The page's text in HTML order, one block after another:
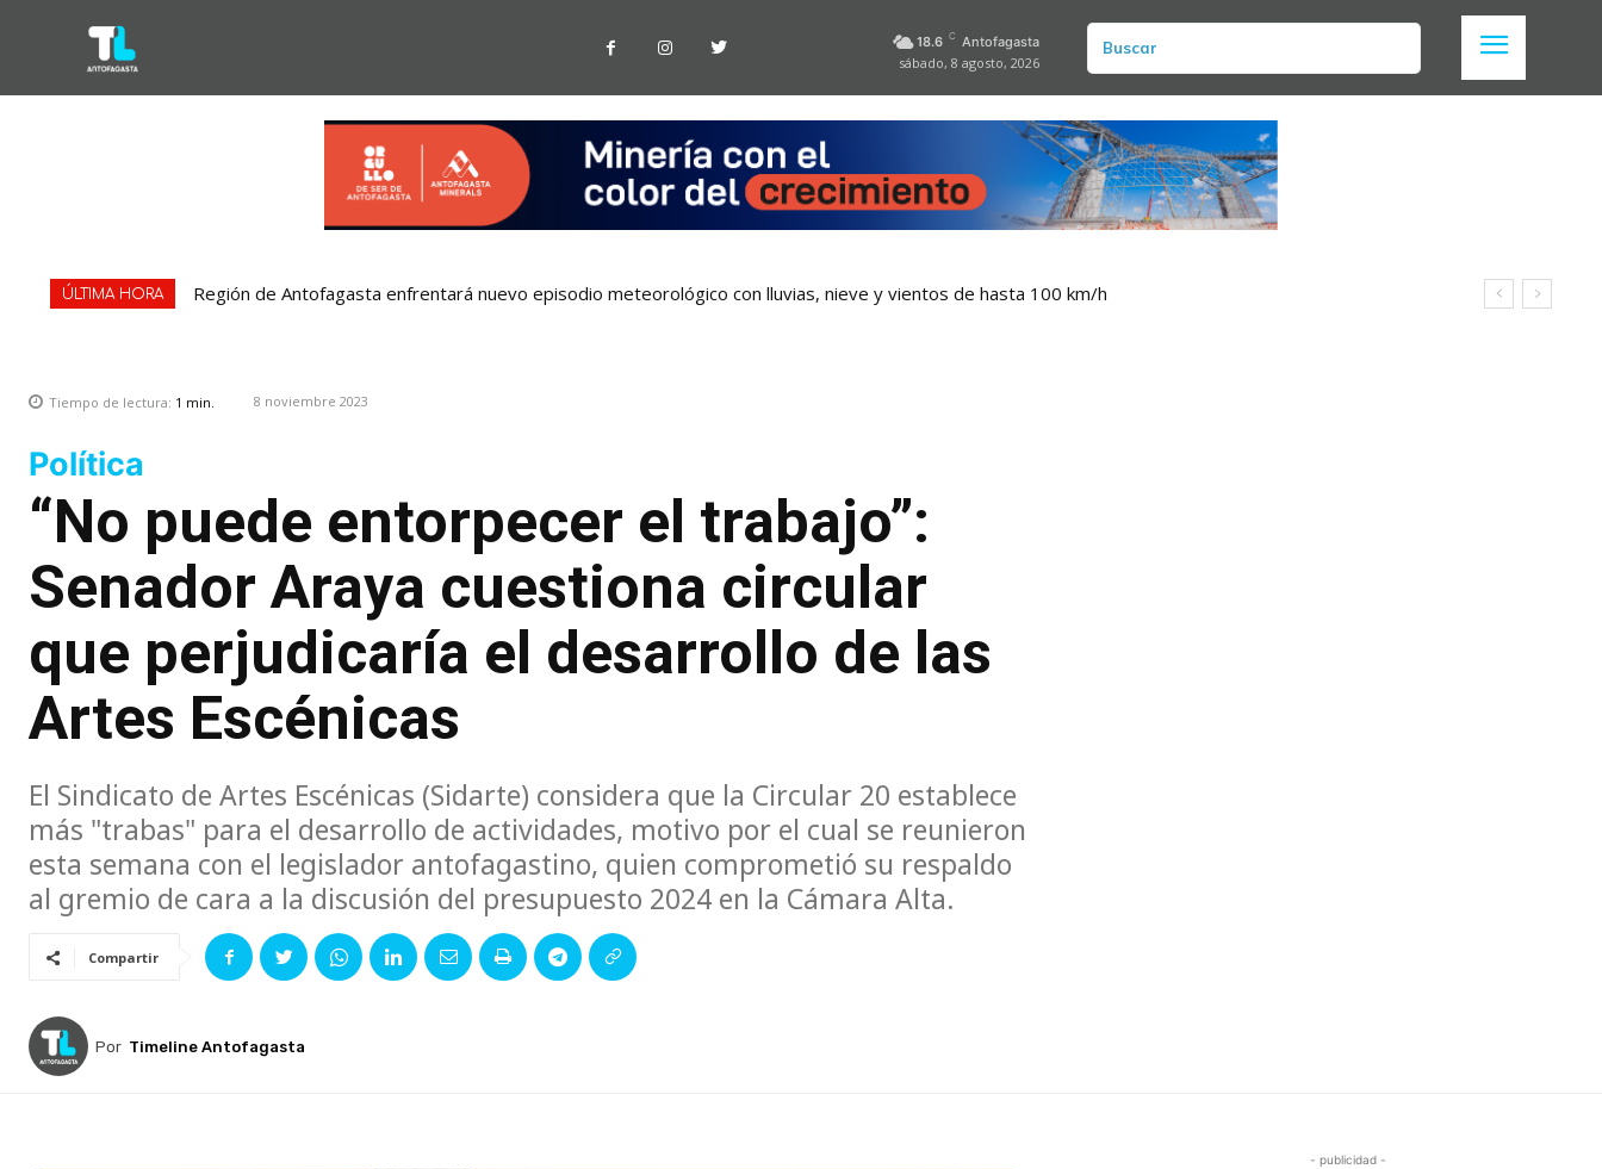
18.6 C Antofagasta
sábado, 8 agosto, 2026
Buscar
ÚLTIMA HORA Región de Antofagasta enfrentará nuevo episodio meteorológico con lluvias, nieve y vientos de hasta 100 km/h
Tiempo de lectura: 1 min. 8 noviembre 2023
Política
“No puede entorpecer el trabajo”:
Senador Araya cuestiona circular
que perjudicaría el desarrollo de las
Artes Escénicas
El Sindicato de Artes Escénicas (Sidarte) considera que la Circular 20 establece
más "trabas" para el desarrollo de actividades, motivo por el cual se reunieron
esta semana con el legislador antofagastino, quien comprometió su respaldo
al gremio de cara a la discusión del presupuesto 2024 en la Cámara Alta.
Compartir
Por Timeline Antofagasta
- publicidad -